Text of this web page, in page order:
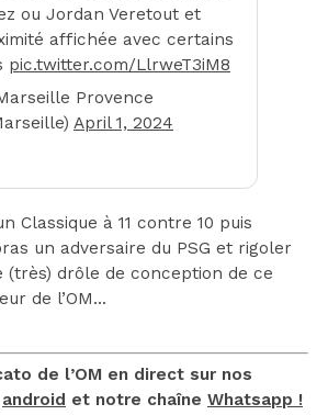
ou Jordan Veretout et
affichée avec certains
pic.twitter.com/LlrweT3iM8
Provence
April 1, 2024
Classique à 11 contre 10 puis
un adversaire du PSG et rigoler
(très) drôle de conception de ce
de l’OM…
de l’OM en direct sur nos
android et notre chaîne Whatsapp !